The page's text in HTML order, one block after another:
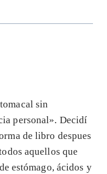
sin
personal». Decidí
de libro despues
aquellos que
estómago, ácidos y